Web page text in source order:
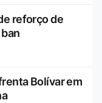
reforço de
Bolívar em